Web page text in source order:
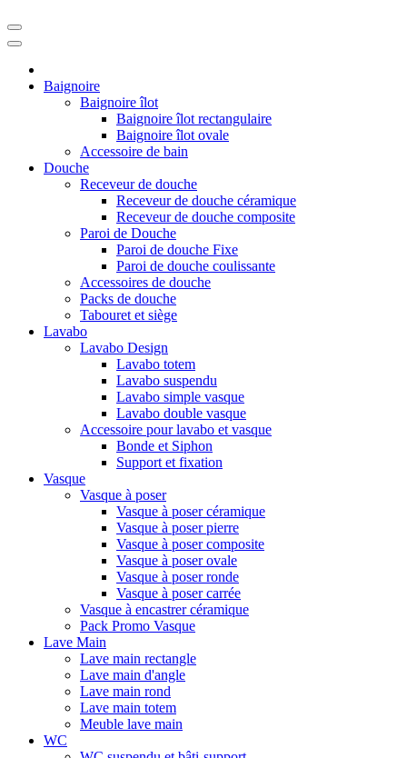
Baignoire
Baignoire îlot
Baignoire îlot rectangulaire
Baignoire îlot ovale
Accessoire de bain
Douche
Receveur de douche
Receveur de douche céramique
Receveur de douche composite
Paroi de Douche
Paroi de douche Fixe
Paroi de douche coulissante
Accessoires de douche
Packs de douche
Tabouret et siège
Lavabo
Lavabo Design
Lavabo totem
Lavabo suspendu
Lavabo simple vasque
Lavabo double vasque
Accessoire pour lavabo et vasque
Bonde et Siphon
Support et fixation
Vasque
Vasque à poser
Vasque à poser céramique
Vasque à poser pierre
Vasque à poser composite
Vasque à poser ovale
Vasque à poser ronde
Vasque à poser carrée
Vasque à encastrer céramique
Pack Promo Vasque
Lave Main
Lave main rectangle
Lave main d'angle
Lave main rond
Lave main totem
Meuble lave main
WC